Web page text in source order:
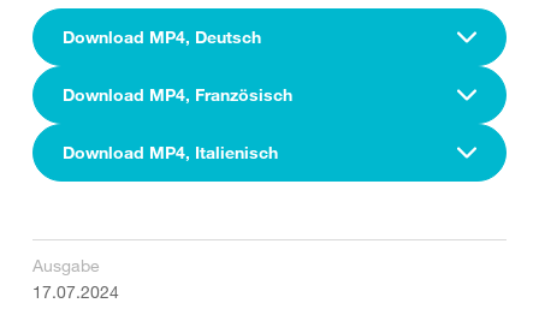
Download MP4, Deutsch
Download MP4, Französisch
Download MP4, Italienisch
Ausgabe
17.07.2024